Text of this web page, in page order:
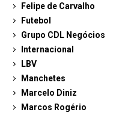
Felipe de Carvalho
Futebol
Grupo CDL Negócios
Internacional
LBV
Manchetes
Marcelo Diniz
Marcos Rogério